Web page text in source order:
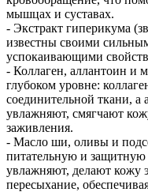
мышцах и суставах.
- Экстракт гиперикума
известны своими
успокаивающими
- Коллаген, аллантоин и
глубоком уровне:
соединительной ткани, а
увлажняют, смягчают
заживления.
- Масло ши, оливы и
питательную и
увлажняют, делают кожу
пересыхание,